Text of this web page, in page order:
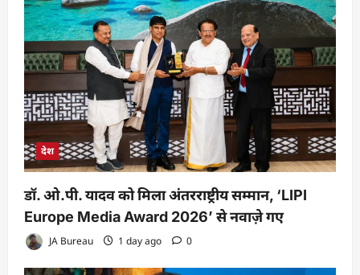
देश
डॉ. ओ.पी. यादव को मिला अंतरराष्ट्रीय सम्मान, ‘LIPI
Europe Media Award 2026’ से नवाज़े गए
JA Bureau 1 day ago 0